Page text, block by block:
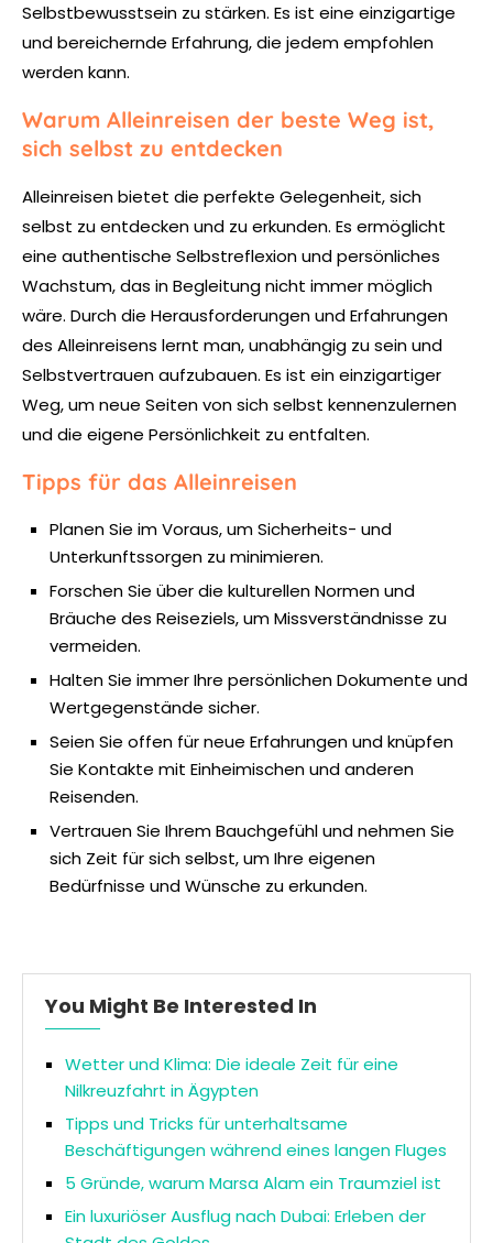
Selbstbewusstsein zu stärken. Es ist eine einzigartige
und bereichernde Erfahrung, die jedem empfohlen
werden kann.
Warum Alleinreisen der beste Weg ist,
sich selbst zu entdecken
Alleinreisen bietet die perfekte Gelegenheit, sich
selbst zu entdecken und zu erkunden. Es ermöglicht
eine authentische Selbstreflexion und persönliches
Wachstum, das in Begleitung nicht immer möglich
wäre. Durch die Herausforderungen und Erfahrungen
des Alleinreisens lernt man, unabhängig zu sein und
Selbstvertrauen aufzubauen. Es ist ein einzigartiger
Weg, um neue Seiten von sich selbst kennenzulernen
und die eigene Persönlichkeit zu entfalten.
Tipps für das Alleinreisen
Planen Sie im Voraus, um Sicherheits- und
Unterkunftssorgen zu minimieren.
Forschen Sie über die kulturellen Normen und
Bräuche des Reiseziels, um Missverständnisse zu
vermeiden.
Halten Sie immer Ihre persönlichen Dokumente und
Wertgegenstände sicher.
Seien Sie offen für neue Erfahrungen und knüpfen
Sie Kontakte mit Einheimischen und anderen
Reisenden.
Vertrauen Sie Ihrem Bauchgefühl und nehmen Sie
sich Zeit für sich selbst, um Ihre eigenen
Bedürfnisse und Wünsche zu erkunden.
You Might Be Interested In
Wetter und Klima: Die ideale Zeit für eine
Nilkreuzfahrt in Ägypten
Tipps und Tricks für unterhaltsame
Beschäftigungen während eines langen Fluges
5 Gründe, warum Marsa Alam ein Traumziel ist
Ein luxuriöser Ausflug nach Dubai: Erleben der